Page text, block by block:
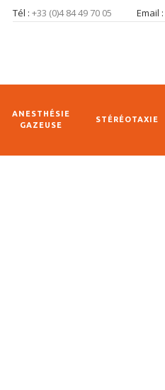
Tél : +33 (0)4 84 49 70 05 Email :
ANESTHÉSIE
GAZEUSE
STÉRÉOTAXIE